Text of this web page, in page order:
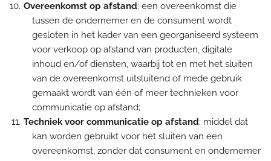
Overeenkomst op afstand: een overeenkomst die
tussen de ondernemer en de consument wordt
gesloten in het kader van een georganiseerd systeem
voor verkoop op afstand van producten, digitale
inhoud en/of diensten, waarbij tot en met het sluiten
van de overeenkomst uitsluitend of mede gebruik
gemaakt wordt van één of meer technieken voor
communicatie op afstand;
Techniek voor communicatie op afstand: middel dat
kan worden gebruikt voor het sluiten van een
overeenkomst, zonder dat consument en ondernemer